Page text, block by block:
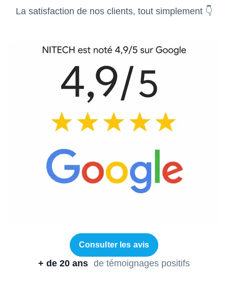
La satisfaction de nos clients, tout simplement 👇
Consulter les avis
+ de 20 ans de témoignages positifs